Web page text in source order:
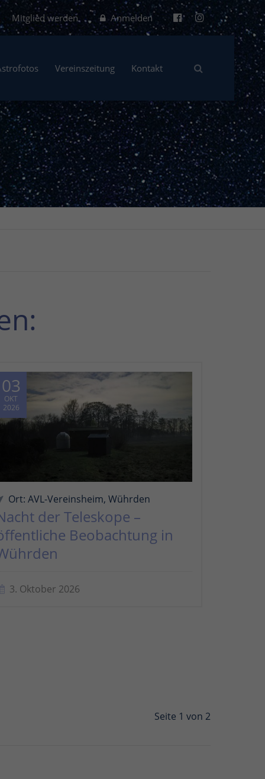
Anmelden
Mitglied werden
Vereinszeitung Kontakt
03
OKT
2026
Ort: AVL-Vereinsheim, Wührden
der Teleskope –
Beobachtung in
3. Oktober 2026
Seite 1 von 2